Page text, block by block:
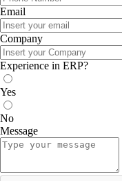
Email
Company
Experience in ERP?
Yes
No
Message